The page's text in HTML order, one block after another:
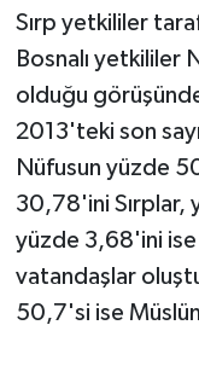
Sırp yetkililer
Bosnalı yetkililer
olduğu
2013'teki son
Nüfusun yüzde
30,78'ini Sırplar,
yüzde 3,68'ini
vatandaşlar
50,7'si ise